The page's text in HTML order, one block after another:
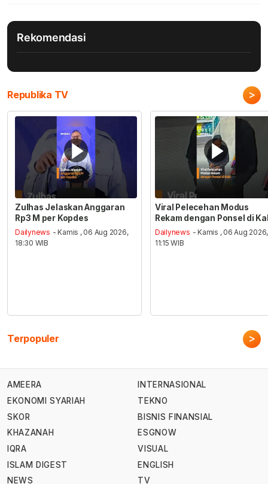
Rekomendasi
Republika TV >
Zulhas Jelaskan Anggaran
Rp3 M per Kopdes
Dailynews - Kamis , 06 Aug 2026,
18:30 WIB
Viral Pelecehan Modus
Rekam dengan Ponsel di
Dailynews - Kamis , 06 Aug 2026,
11:15 WIB
Terpopuler >
AMEERA
EKONOMI SYARIAH
SKOR
KHAZANAH
IQRA
ISLAM DIGEST
NEWS
INTERNASIONAL
TEKNO
BISNIS FINANSIAL
ESGNOW
VISUAL
ENGLISH
TV